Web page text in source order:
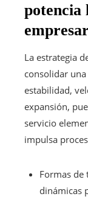
potencia
La estrategia
consolidar
estabilidad,
expansión,
servicio
impulsa
Formas de
dinámicas